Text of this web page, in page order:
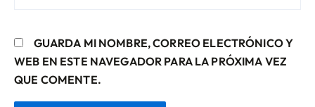
GUARDA MI NOMBRE, CORREO ELECTRÓNICO Y
WEB EN ESTE NAVEGADOR PARA LA PRÓXIMA VEZ
QUE COMENTE.